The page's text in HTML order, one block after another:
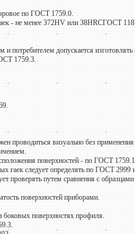
по ГОСТ 1759.0.
- не менее 372HV или 38HRCГОСТ
потребителем допускается
1759.3.
проводиться визуально без
поверхностей - по ГОСТ
гаек следует определять по ГОСТ
проверять путем сравнения с
поверхностей приборами.
боковых поверхностях профиля.